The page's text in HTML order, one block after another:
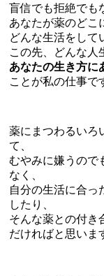
盲信でも拒絶でも
あなたが薬のどこ
どんな生活をして
この先、どんな人
あなたの生き方に
ことが私の仕事で
薬にまつわるいろ
て、
むやみに嫌うので
なく、
自分の生活に合っ
したり、
そんな薬との付き
だければと思いま